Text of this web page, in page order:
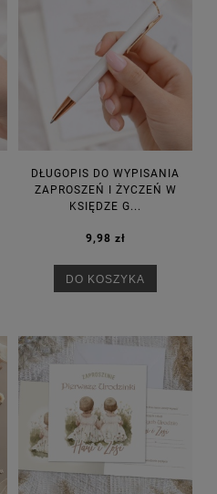
DŁUGOPIS DO WYPISANIA
ZAPROSZEŃ I ŻYCZEŃ W
KSIĘDZE G...
9,98 zł
DO KOSZYKA